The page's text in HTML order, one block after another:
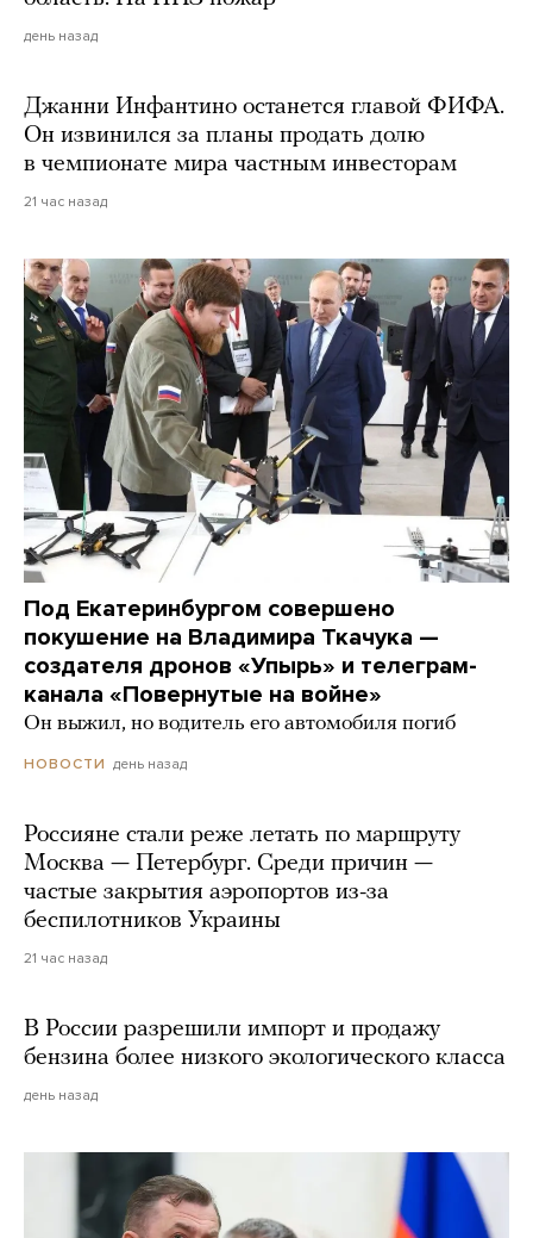
день назад
Джанни Инфантино останется главой ФИФА.
Он извинился за планы продать долю
в чемпионате мира частным инвесторам
21 час назад
Под Екатеринбургом совершено
покушение на Владимира Ткачука —
создателя дронов «Упырь» и телеграм-
канала «Повернутые на войне»
Он выжил, но водитель его автомобиля погиб
НОВОСТИ день назад
Россияне стали реже летать по маршруту
Москва — Петербург. Среди причин —
частые закрытия аэропортов из-за
беспилотников Украины
21 час назад
В России разрешили импорт и продажу
бензина более низкого экологического класса
день назад